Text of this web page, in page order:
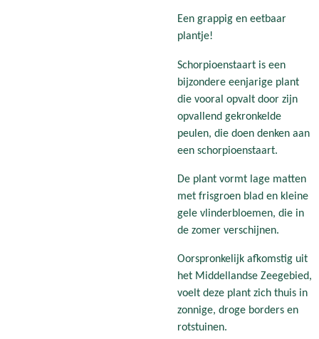
Een grappig en eetbaar
plantje!
Schorpioenstaart is een
bijzondere eenjarige plant
die vooral opvalt door zijn
opvallend gekronkelde
peulen, die doen denken aan
een schorpioenstaart.
De plant vormt lage matten
met frisgroen blad en kleine
gele vlinderbloemen, die in
de zomer verschijnen.
Oorspronkelijk afkomstig uit
het Middellandse Zeegebied,
voelt deze plant zich thuis in
zonnige, droge borders en
rotstuinen.